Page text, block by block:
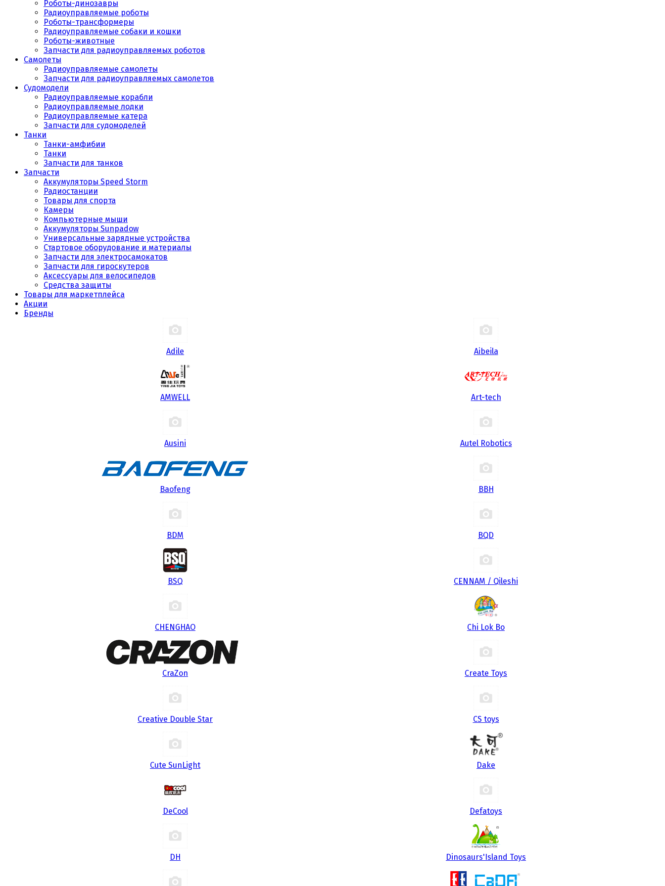
Роботы-динозавры
Радиоуправляемые роботы
Роботы-трансформеры
Радиоуправляемые собаки и кошки
Роботы-животные
Запчасти для радиоуправляемых роботов
Самолеты
Радиоуправляемые самолеты
Запчасти для радиоуправляемых самолетов
Судомодели
Радиоуправляемые корабли
Радиоуправляемые лодки
Радиоуправляемые катера
Запчасти для судомоделей
Танки
Танки-амфибии
Танки
Запчасти для танков
Запчасти
Аккумуляторы Speed Storm
Радиостанции
Товары для спорта
Камеры
Компьютерные мыши
Аккумуляторы Sunpadow
Универсальные зарядные устройства
Стартовое оборудование и материалы
Запчасти для электросамокатов
Запчасти для гироскутеров
Аксессуары для велосипедов
Средства защиты
Товары для маркетплейса
Акции
Бренды
Adile Aibeila
AMWELL Art-tech
Ausini Autel Robotics
Baofeng BBH
BDM BQD
BSQ CENNAM / Qileshi
CHENGHAO Chi Lok Bo
CraZon Create Toys
Creative Double Star CS toys
Cute SunLight Dake
DeCool Defatoys
DH Dinosaurs'Island Toys